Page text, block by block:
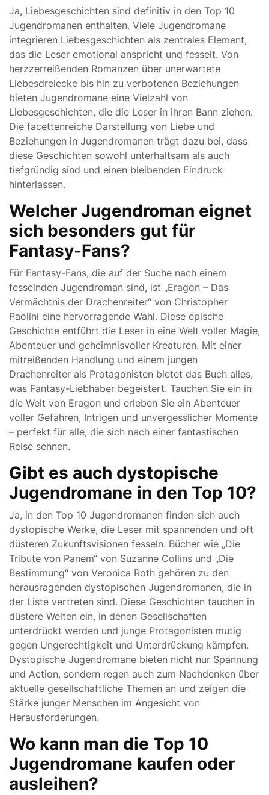
Ja, Liebesgeschichten sind definitiv in den Top 10
Jugendromanen enthalten. Viele Jugendromane
integrieren Liebesgeschichten als zentrales Element,
das die Leser emotional anspricht und fesselt. Von
herzzerreißenden Romanzen über unerwartete
Liebesdreiecke bis hin zu verbotenen Beziehungen
bieten Jugendromane eine Vielzahl von
Liebesgeschichten, die die Leser in ihren Bann ziehen.
Die facettenreiche Darstellung von Liebe und
Beziehungen in Jugendromanen trägt dazu bei, dass
diese Geschichten sowohl unterhaltsam als auch
tiefgründig sind und einen bleibenden Eindruck
hinterlassen.
Welcher Jugendroman eignet
sich besonders gut für
Fantasy-Fans?
Für Fantasy-Fans, die auf der Suche nach einem
fesselnden Jugendroman sind, ist „Eragon – Das
Vermächtnis der Drachenreiter“ von Christopher
Paolini eine hervorragende Wahl. Diese epische
Geschichte entführt die Leser in eine Welt voller Magie,
Abenteuer und geheimnisvoller Kreaturen. Mit einer
mitreißenden Handlung und einem jungen
Drachenreiter als Protagonisten bietet das Buch alles,
was Fantasy-Liebhaber begeistert. Tauchen Sie ein in
die Welt von Eragon und erleben Sie ein Abenteuer
voller Gefahren, Intrigen und unvergesslicher Momente
– perfekt für alle, die sich nach einer fantastischen
Reise sehnen.
Gibt es auch dystopische
Jugendromane in den Top 10?
Ja, in den Top 10 Jugendromanen finden sich auch
dystopische Werke, die Leser mit spannenden und oft
düsteren Zukunftsvisionen fesseln. Bücher wie „Die
Tribute von Panem“ von Suzanne Collins und „Die
Bestimmung“ von Veronica Roth gehören zu den
herausragenden dystopischen Jugendromanen, die in
der Liste vertreten sind. Diese Geschichten tauchen in
düstere Welten ein, in denen Gesellschaften
unterdrückt werden und junge Protagonisten mutig
gegen Ungerechtigkeit und Unterdrückung kämpfen.
Dystopische Jugendromane bieten nicht nur Spannung
und Action, sondern regen auch zum Nachdenken über
aktuelle gesellschaftliche Themen an und zeigen die
Stärke junger Menschen im Angesicht von
Herausforderungen.
Wo kann man die Top 10
Jugendromane kaufen oder
ausleihen?